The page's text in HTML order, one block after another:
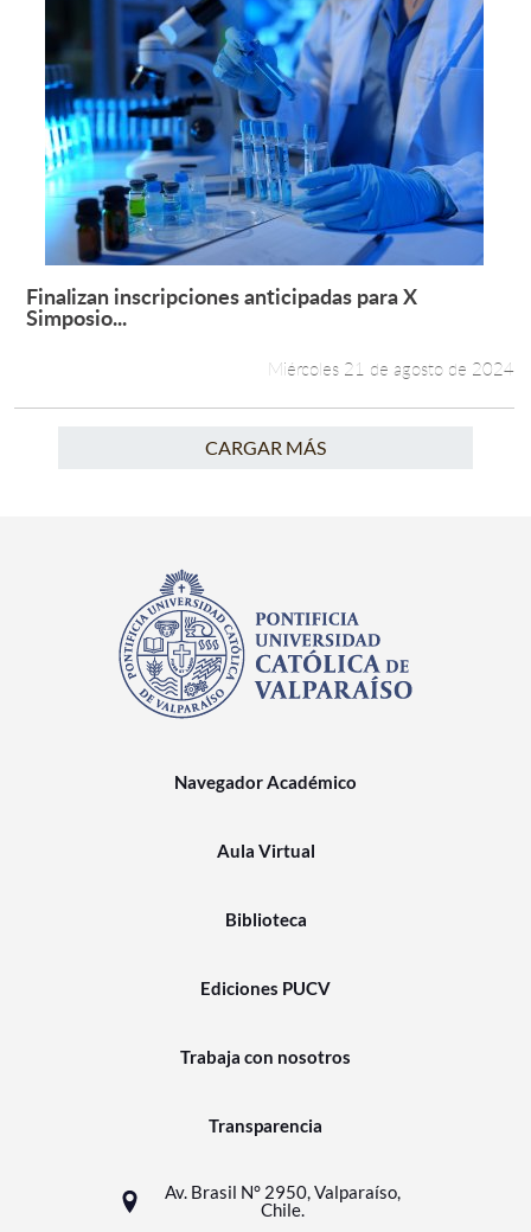
Leer más +
Finalizan inscripciones anticipadas para X
Simposio...
Miércoles 21 de agosto de 2024
CARGAR MÁS
Navegador Académico
Aula Virtual
Biblioteca
Ediciones PUCV
Trabaja con nosotros
Transparencia
Av. Brasil N° 2950, Valparaíso,
Chile.